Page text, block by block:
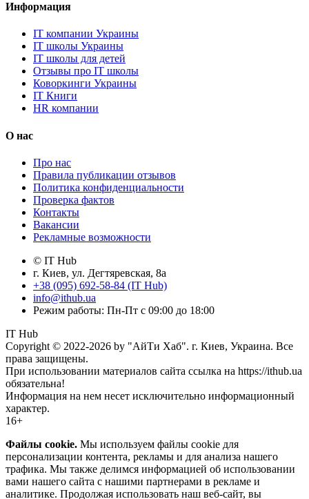
Информация
IT компании Украины
IT школы Украины
IT школы для детей
Отзывы про IT школы
Коворкинги Украины
IT Книги
HR компании
О нас
Про нас
Правила публикации отзывов
Политика конфиденциальности
Проверка фактов
Контакты
Вакансии
Рекламные возможности
© IT Hub
г. Киев, ул. Дегтяревская, 8а
+38 (095) 692-58-84 (IT Hub)
info@ithub.ua
Режим работы: Пн-Пт с 09:00 до 18:00
IT Hub
Copyright © 2022-2026 by "АйТи Хаб". г. Киев, Украина. Все
права защищены.
При использовании материалов сайта ссылка на https://ithub.ua
обязательна!
Информация на нем несет исключительно информационный
характер.
16+
Файлы cookie. Мы используем файлы cookie для
персонализации контента, рекламы и для анализа нашего
трафика. Мы также делимся информацией об использовании
вами нашего сайта с нашими партнерами в рекламе и
аналитике. Продолжая использовать наш веб-сайт, вы